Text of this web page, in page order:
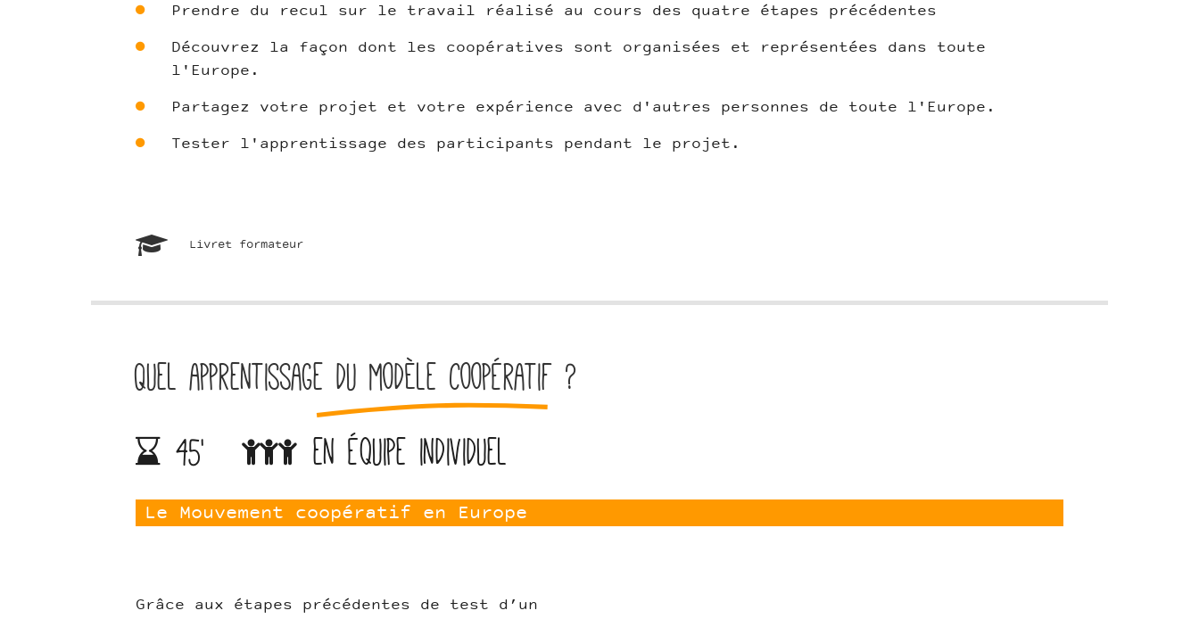
Prendre du recul sur le travail réalisé au cours des quatre étapes précédentes
Découvrez la façon dont les coopératives sont organisées et représentées dans toute
l'Europe.
Partagez votre projet et votre expérience avec d'autres personnes de toute l'Europe.
Tester l'apprentissage des participants pendant le projet.
Livret formateur
Quel apprentissage du modèle coopératif ?
45'
en équipe individuel
Le Mouvement coopératif en Europe
Grâce aux étapes précédentes de test d’un